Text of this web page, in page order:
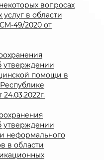
вопросах
услуг в области
49/2020 от
утверждении
помощи в
утверждении
неформального
в области